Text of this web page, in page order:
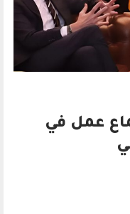
عمل في